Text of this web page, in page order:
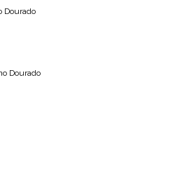
Dourado
Dourado